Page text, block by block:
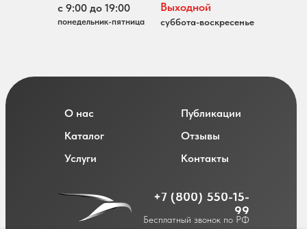
с 9:00 до 19:00 Выходной
понедельник-пятница суббота-воскресенье
О нас
Каталог
Услуги
Публикации
Отзывы
Контакты
+7 (800) 550-15-
99
Бесплатный звонок по РФ